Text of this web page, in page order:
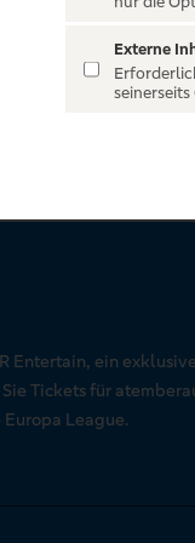
Entertain, ein
Tickets für
League.
Externe